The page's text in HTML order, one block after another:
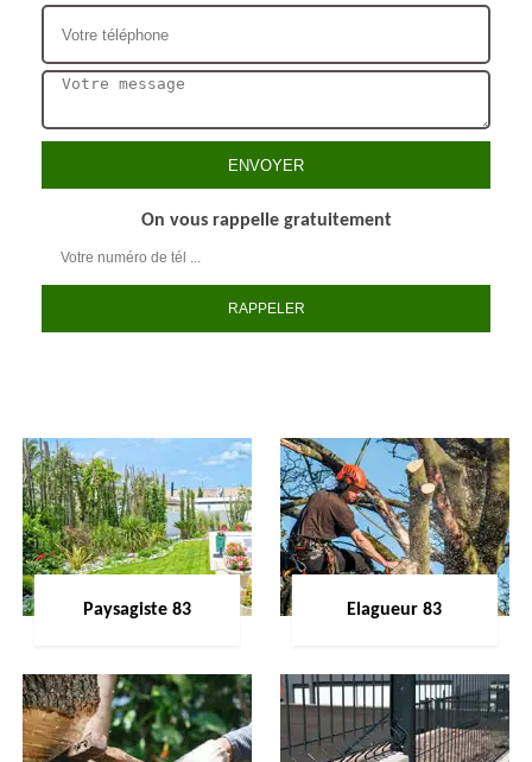
On vous rappelle gratuitement
Paysagiste 83 Elagueur 83